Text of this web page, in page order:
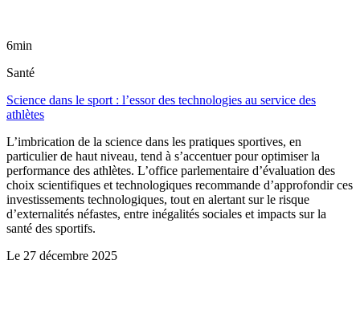
6min
Santé
Science dans le sport : l’essor des technologies au service des
athlètes
L’imbrication de la science dans les pratiques sportives, en
particulier de haut niveau, tend à s’accentuer pour optimiser la
performance des athlètes. L’office parlementaire d’évaluation des
choix scientifiques et technologiques recommande d’approfondir ces
investissements technologiques, tout en alertant sur le risque
d’externalités néfastes, entre inégalités sociales et impacts sur la
santé des sportifs.
Le 27 décembre 2025